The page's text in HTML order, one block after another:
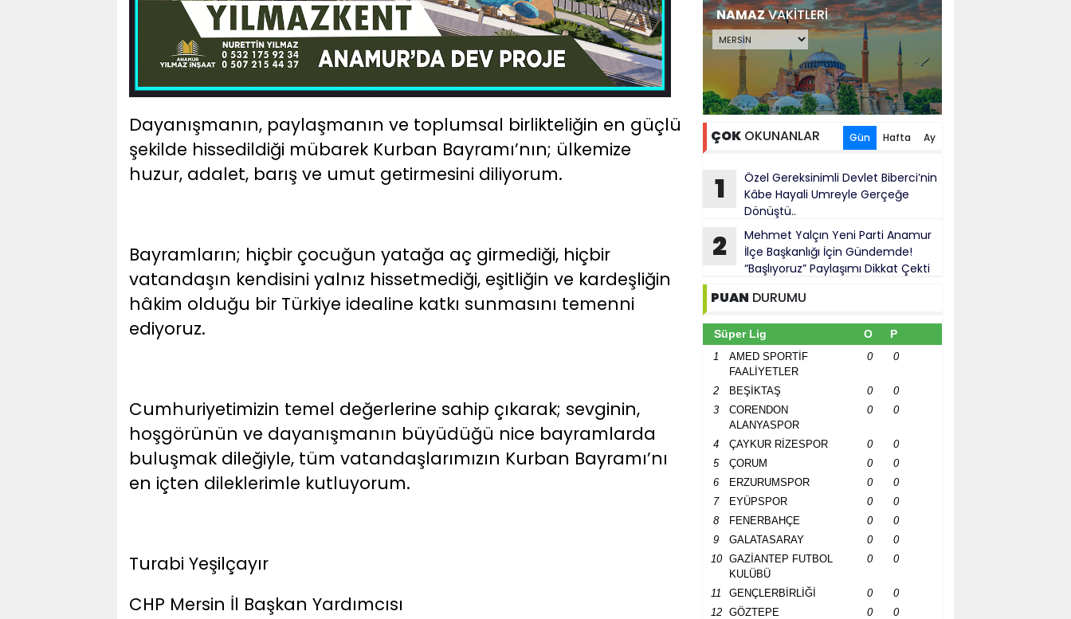
Dayanışmanın, paylaşmanın ve toplumsal birlikteliğin en güçlü
şekilde hissedildiği mübarek Kurban Bayramı’nın; ülkemize
huzur, adalet, barış ve umut getirmesini diliyorum.
Bayramların; hiçbir çocuğun yatağa aç girmediği, hiçbir
vatandaşın kendisini yalnız hissetmediği, eşitliğin ve kardeşliğin
hâkim olduğu bir Türkiye idealine katkı sunmasını temenni
ediyoruz.
Cumhuriyetimizin temel değerlerine sahip çıkarak; sevginin,
hoşgörünün ve dayanışmanın büyüdüğü nice bayramlarda
buluşmak dileğiyle, tüm vatandaşlarımızın Kurban Bayramı’nı
en içten dileklerimle kutluyorum.
Turabi Yeşilçayır
CHP Mersin İl Başkan Yardımcısı
NAMAZVAKİTLERİ
ÇOK OKUNANLAR Gün Hafta Ay
1
Özel Gereksinimli Devlet Biberci’nin
Kâbe Hayali Umreyle Gerçeğe
Dönüştü..
2
Mehmet Yalçın Yeni Parti Anamur
İlçe Başkanlığı İçin Gündemde!
“Başlıyoruz” Paylaşımı Dikkat Çekti
PUAN DURUMU
Süper Lig O P
1
AMED SPORTİF
FAALİYETLER
0 0
2 BEŞİKTAŞ 0
0
3
CORENDON
ALANYASPOR
0 0
4 ÇAYKUR RİZESPOR 0
0
5
ÇORUM 0
0
6
ERZURUMSPOR 0
0
7
EYÜPSPOR 0
0
8
FENERBAHÇE 0
0
9
GALATASARAY 0
0
10
GAZİANTEP FUTBOL
KULÜBÜ
0 0
11 GENÇLERBİRLİĞİ 0
0
12
GÖZTEPE 0
0